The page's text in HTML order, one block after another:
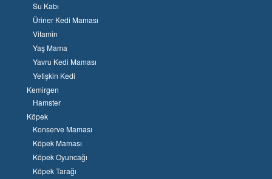
Su Kabı
Üriner Kedi Maması
Vitamin
Yaş Mama
Yavru Kedi Maması
Yetişkin Kedi
Kemirgen
Hamster
Köpek
Konserve Maması
Köpek Maması
Köpek Oyuncağı
Köpek Tarağı